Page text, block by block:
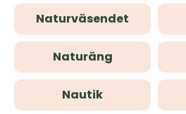
Naturväsendet
Naturäng
Nautik